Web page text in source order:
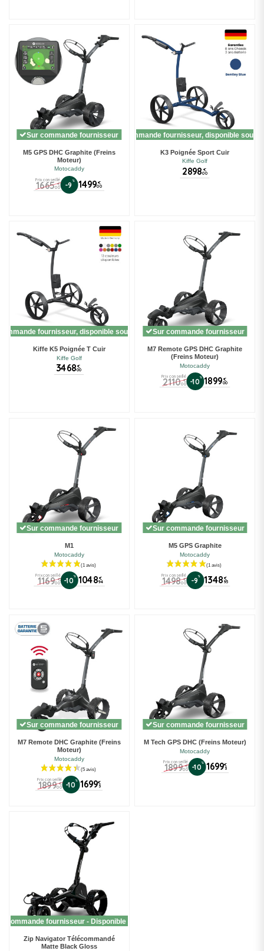
Sur commande fournisseur
M5 GPS DHC Graphite (Freins
Moteur)
Motocaddy
Prix conseillé
1665 €
00 -9% 1499 €
00
Sur commande fournisseur, disponible sous
K3 Poignée Sport Cuir
Kiffe Golf
2898 €
00
fournisseur, disponible sous 10 jours
Kiffe K5 Poignée T Cuir
Kiffe Golf
3468 €
00
Sur commande fournisseur
M7 Remote GPS DHC Graphite
(Freins Moteur)
Motocaddy
Prix conseillé
2110 €
00 -10 % 1899 €
00
Sur commande fournisseur
M1
Motocaddy
Prix conseillé
1169 €
00 -10% 1048 €
94
Sur commande fournisseur
M5 GPS Graphite
Motocaddy
Prix conseillé
1498 €
00 -9% 1348 €
95
Sur commande fournisseur
M7 Remote DHC Graphite (Freins
Moteur)
Motocaddy
Prix conseillé
1899 €
00 -10% 1699€
3
Sur commande fournisseur
M Tech GPS DHC (Freins Moteur)
Motocaddy
Prix conseillé
1899 €
00 -10 % 1699€
3
commande fournisseur - Disponible en 48h.
Zip Navigator Télécommandé
Matte Black Gloss